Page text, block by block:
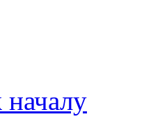
началу